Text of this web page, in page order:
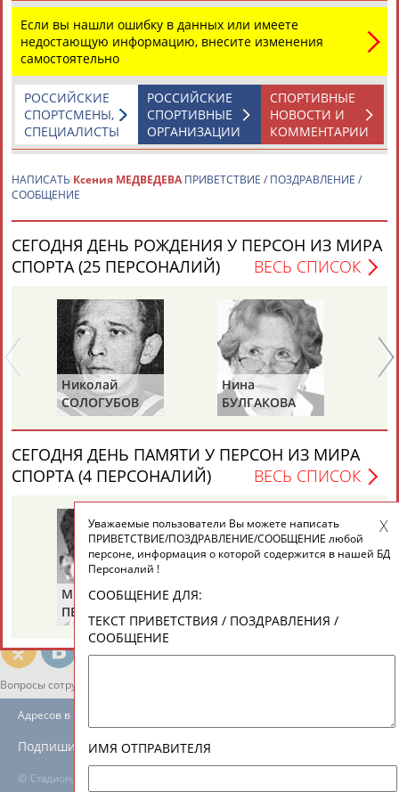
Каримжан
АБДРАХМАНОВ
Аделя
АБДРАХМАНОВА
Андрей
АБДУВАЛИЕВ
Герман
АБДУЛАЕВ
Рамазан
АБДУЛАЕВ
Тагир
АБДУЛАЕВ
Камиль
АБДУЛАЗИЗОВ
Загалав
АБДУЛБЕКОВ
Камалудин
АБДУЛДАУДОВ
Абдула
АБДУЛЖАЛИЛОВ
Магомед
АБДУЛКАГИРОВ
Назир
АБДУЛЛАЕВ
24 персон из 13181
ЕЩЁ ПЕРСОНЫ
ТАБЛО АКТИВНОСТИ
ЦЕЛИ ПРОЕКТА КОНТАКТЫ
Вопросы сотрудничества и совместной деятельности
© Стадион, 1998-2026
Адресов в новостной рассылке: 996
Подпишись
Если вы нашли ошибку в данных или имеете
недостающую информацию, внесите изменения
самостоятельно
СПОРТИВНЫЕ
НОВОСТИ И
КОММЕНТАРИИ
РОССИЙСКИЕ
СПОРТИВНЫЕ
ОРГАНИЗАЦИИ
РОССИЙСКИЕ
СПОРТСМЕНЫ,
СПЕЦИАЛИСТЫ
НАПИСАТЬ Ксения МЕДВЕДЕВА ПРИВЕТСТВИЕ / ПОЗДРАВЛЕНИЕ /
СООБЩЕНИЕ
СЕГОДНЯ ДЕНЬ РОЖДЕНИЯ У ПЕРСОН ИЗ МИРА
СПОРТА (25 ПЕРСОНАЛИЙ)
ВЕСЬ СПИСОК
Николай
СОЛОГУБОВ
Нина
БУЛГАКОВА
СЕГОДНЯ ДЕНЬ ПАМЯТИ У ПЕРСОН ИЗ МИРА
СПОРТА (4 ПЕРСОНАЛИЙ)
ВЕСЬ СПИСОК
Михаил
ПЕРЕЛЬМАН
(ПЕРЛЬМАН)
Уважаемые пользователи Вы можете написать
ПРИВЕТСТВИЕ/ПОЗДРАВЛЕНИЕ/СООБЩЕНИЕ любой
персоне, информация о которой содержится в нашей БД
Персоналий !
СООБЩЕНИЕ ДЛЯ:
ТЕКСТ ПРИВЕТСТВИЯ / ПОЗДРАВЛЕНИЯ /
СООБЩЕНИЕ
ИМЯ ОТПРАВИТЕЛЯ